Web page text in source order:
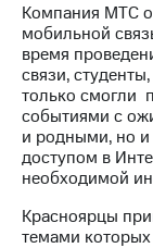
релизы
МТС
о
Компания МТС
мобильной
время
связи,
только смогли
событиями с
и родными, но
доступом в
необходимой
Красноярцы
темами